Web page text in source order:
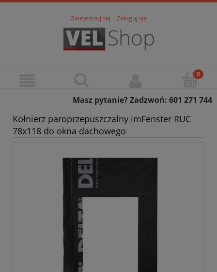
Zarejestruj się Zaloguj się
Masz pytanie? Zadzwoń: 601 271 744
Kołnierz paroprzepuszczalny imFenster RUC
78x118 do okna dachowego